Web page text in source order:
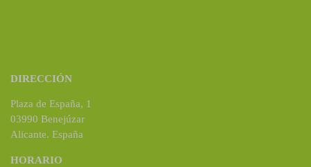
DIRECCIÓN
Plaza de España, 1
03990 Benejúzar
Alicante. España
HORARIO